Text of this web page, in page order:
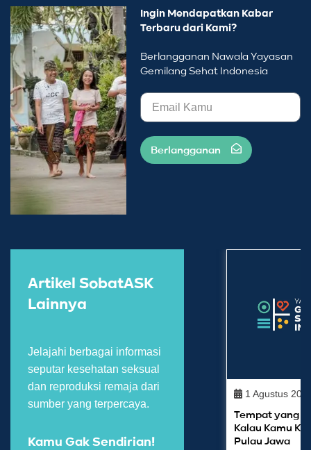
Ingin Mendapatkan Kabar
Terbaru dari Kami?
Berlangganan Nawala Yayasan
Gemilang Sehat Indonesia
Berlangganan
Artikel SobatASK
Lainnya
Jelajahi berbagai informasi
seputar kesehatan seksual
dan reproduksi remaja dari
sumber yang terpercaya.
Kamu Gak Sendirian!
1 Agustus
Tempat yang
Kalau Kamu
Pulau Jawa